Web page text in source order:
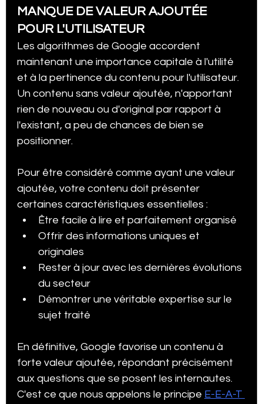
MANQUE DE VALEUR AJOUTÉE
POUR L'UTILISATEUR
Les algorithmes de Google accordent
maintenant une importance capitale à l'utilité
et à la pertinence du contenu pour l'utilisateur.
Un contenu sans valeur ajoutée, n'apportant
rien de nouveau ou d'original par rapport à
l'existant, a peu de chances de bien se
positionner.
Pour être considéré comme ayant une valeur
ajoutée, votre contenu doit présenter
certaines caractéristiques essentielles :
Être facile à lire et parfaitement organisé
Offrir des informations uniques et
originales
Rester à jour avec les dernières évolutions
du secteur
Démontrer une véritable expertise sur le
sujet traité
En définitive, Google favorise un contenu à
forte valeur ajoutée, répondant précisément
aux questions que se posent les internautes.
C'est ce que nous appelons le principe E-E-A-T